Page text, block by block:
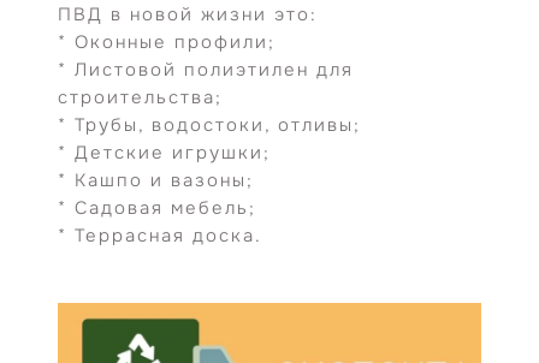
ПВД в новой жизни это:
* Оконные профили;
* Листовой полиэтилен для
строительства;
* Трубы, водостоки, отливы;
* Детские игрушки;
* Кашпо и вазоны;
* Садовая мебель;
* Террасная доска.